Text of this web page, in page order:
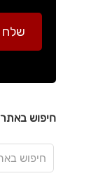
חיפוש באתר